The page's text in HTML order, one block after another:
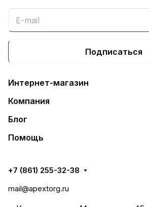
Подписаться
Интернет-магазин
Компания
Блог
Помощь
+7 (861) 255-32-38
mail@apextorg.ru